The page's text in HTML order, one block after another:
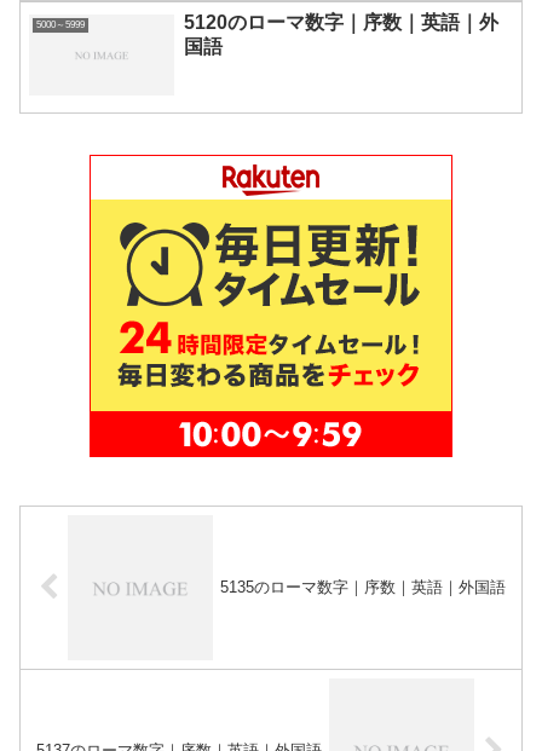
5000～5999
5120のローマ数字｜序数｜英語｜外
国語
5135のローマ数字｜序数｜英語｜外国語